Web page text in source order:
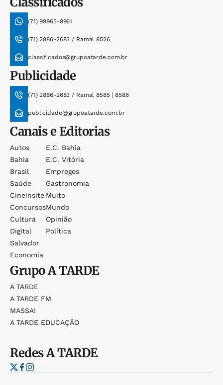
(71) 99965-8961
(71) 2886-2683 / Ramal 8526
classificados@grupoatarde.com.br
Publicidade
(71) 2886-2683 / Ramal 8585 | 8586
publicidade@grupoatarde.com.br
Canais e Editorias
Autos
Bahia
Brasil
Saúde
Cineinsite
Concursos
Cultura
Digital
Salvador
Economia
E.c. Bahia
E.c. Vitória
Empregos
Gastronomia
Muito
Mundo
Opinião
Política
GrupoA TARDE
A TARDE
A TARDE FM
MASSA!
A TARDE EDUCAÇÃO
RedesA TARDE